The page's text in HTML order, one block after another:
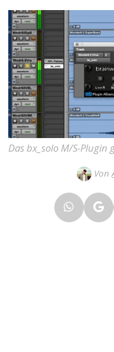
Das bx_solo M/S-
Von